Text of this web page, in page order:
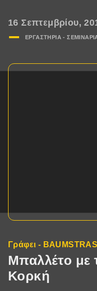
16 Σεπτεμβρίου,
ΕΡΓΑΣΤΗΡΙΑ -
Γράφει -
Μπαλλέτο με
Κορκή